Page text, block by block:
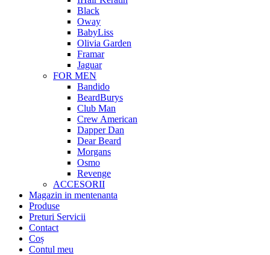
Black
Oway
BabyLiss
Olivia Garden
Framar
Jaguar
FOR MEN
Bandido
BeardBurys
Club Man
Crew American
Dapper Dan
Dear Beard
Morgans
Osmo
Revenge
ACCESORII
Magazin in mentenanta
Produse
Preturi Servicii
Contact
Coș
Contul meu